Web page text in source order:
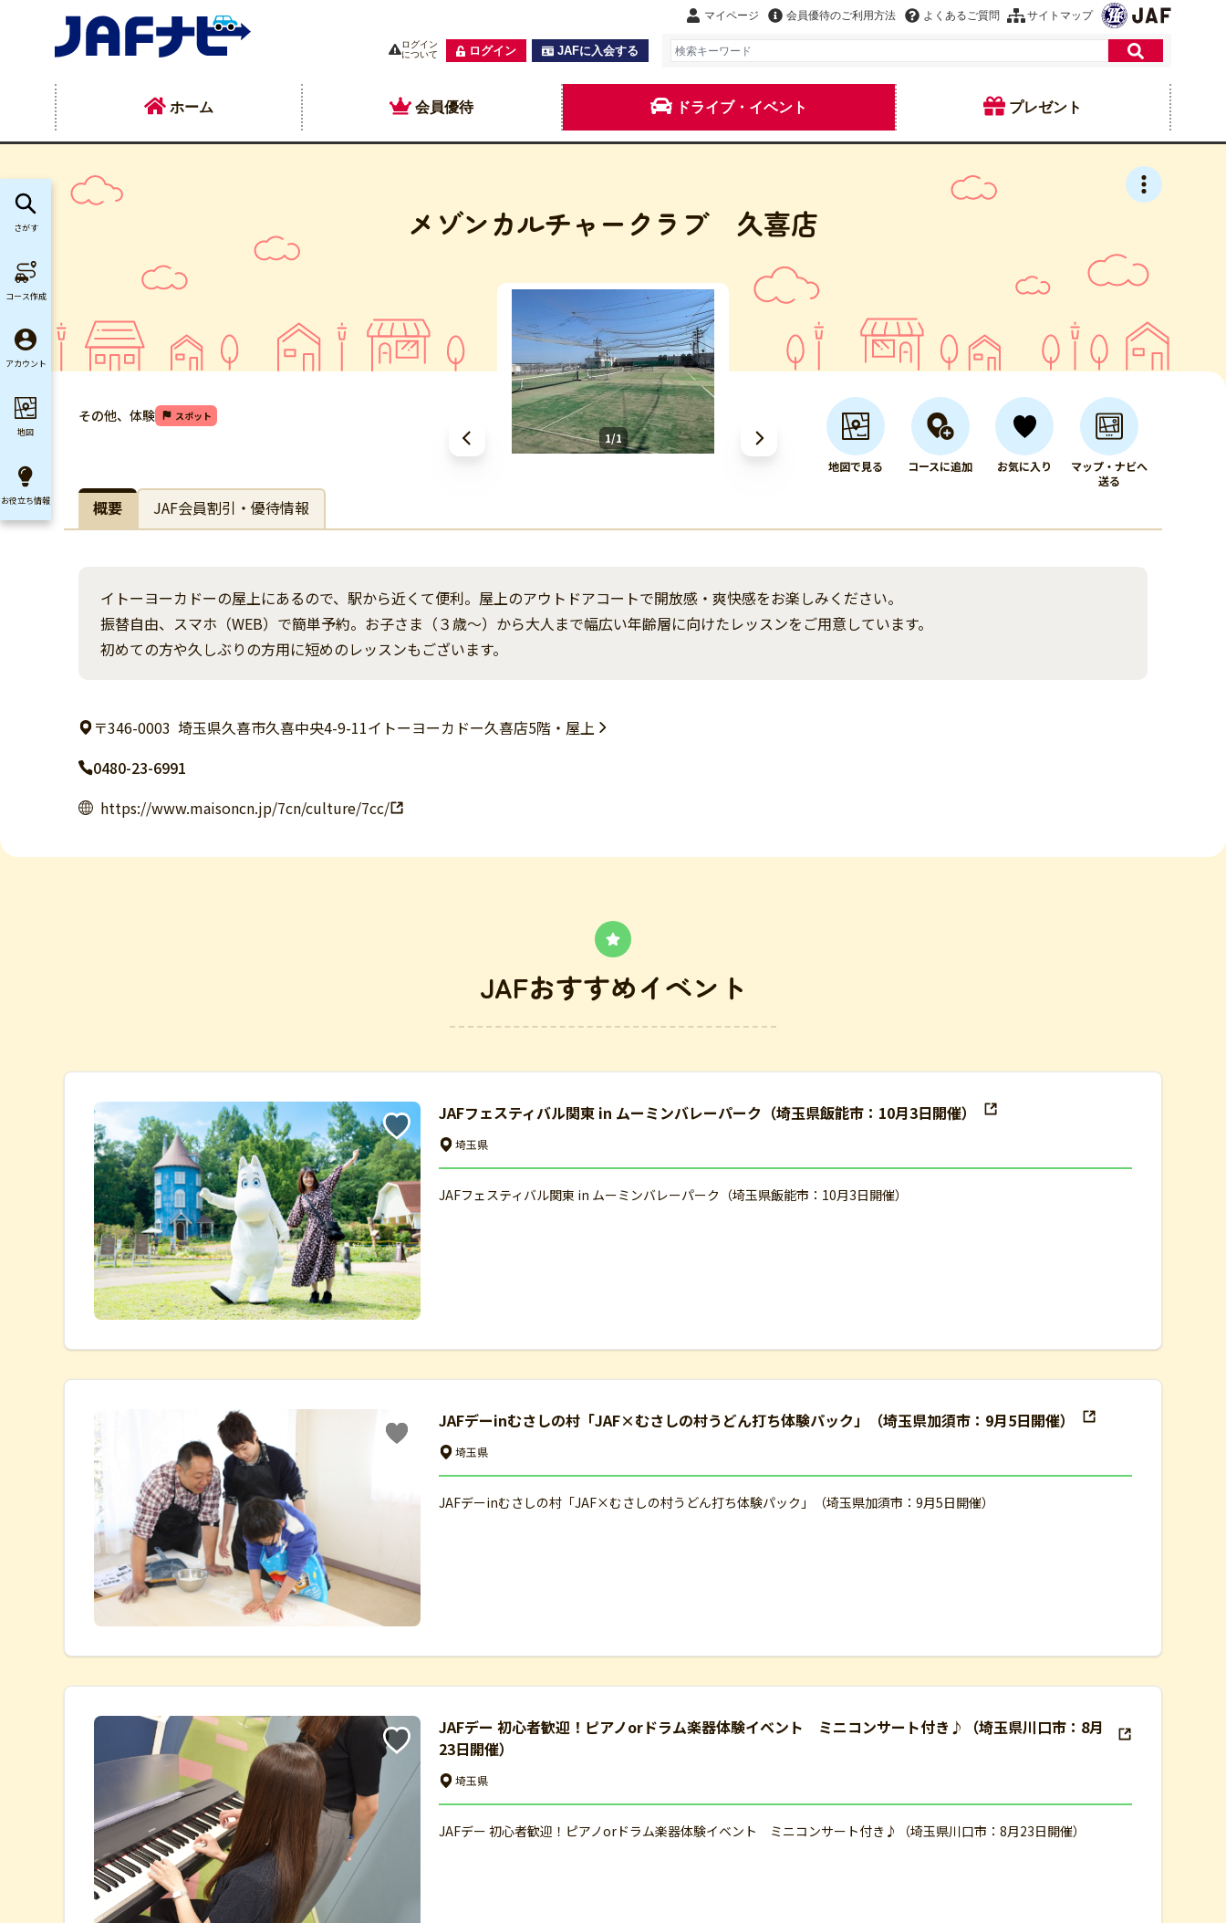
マイページ 会員優待のご利用方法 よくあるご質問 サイトマップ
ログイン
について
ログイン JAFに入会する
ホーム 会員優待 ドライブ・イベント プレゼント
メゾンカルチャークラブ 久喜店
1/1
その他、体験 スポット
地図で見る コースに追加 お気に入り
マップ・ナビへ
送る
概要 JAF会員割引・優待情報
イトーヨーカドーの屋上にあるので、駅から近くて便利。屋上のアウトドアコートで開放感・爽快感をお楽しみください。
振替自由、スマホ（WEB）で簡単予約。お子さま（３歳～）から大人まで幅広い年齢層に向けたレッスンをご用意しています。
初めての方や久しぶりの方用に短めのレッスンもございます。
〒346-0003 埼玉県久喜市久喜中央4-9-11イトーヨーカドー久喜店5階・屋上
0480-23-6991
https://www.maisoncn.jp/7cn/culture/7cc/
JAFおすすめイベント
JAFフェスティバル関東 in ムーミンバレーパーク（埼玉県飯能市：10月3日開催）
埼玉県
JAFフェスティバル関東 in ムーミンバレーパーク（埼玉県飯能市：10月3日開催）
JAFデーinむさしの村「JAF×むさしの村うどん打ち体験パック」（埼玉県加須市：9月5日開催）
埼玉県
JAFデーinむさしの村「JAF×むさしの村うどん打ち体験パック」（埼玉県加須市：9月5日開催）
JAFデー 初心者歓迎！ピアノorドラム楽器体験イベント ミニコンサート付き♪（埼玉県川口市：8月
23日開催）
埼玉県
JAFデー 初心者歓迎！ピアノorドラム楽器体験イベント ミニコンサート付き♪（埼玉県川口市：8月23日開催）
さがす
コース作成
アカウント
地図
お役立ち情報